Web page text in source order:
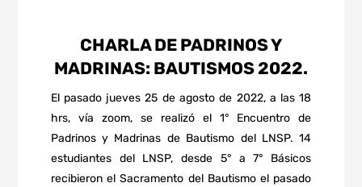
CHARLA DE PADRINOS Y
MADRINAS: BAUTISMOS 2022.
El pasado jueves 25 de agosto de 2022, a las 18
hrs, vía zoom, se realizó el 1° Encuentro de
Padrinos y Madrinas de Bautismo del LNSP. 14
estudiantes del LNSP, desde 5° a 7° Básicos
recibieron el Sacramento del Bautismo el pasado